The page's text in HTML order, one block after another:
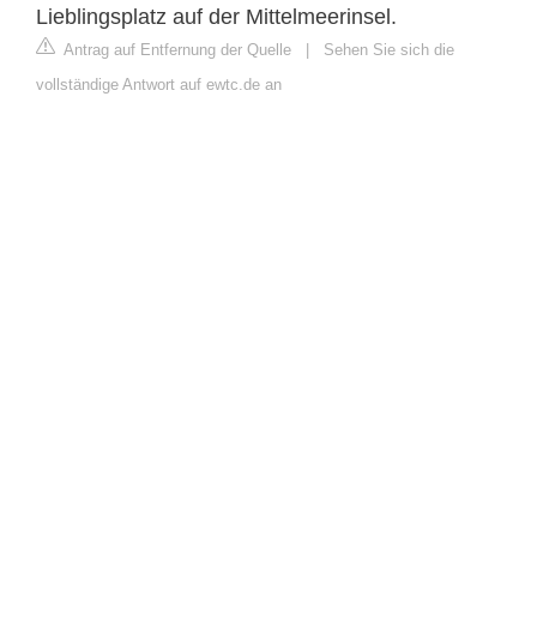
Lieblingsplatz auf der Mittelmeerinsel.
Antrag auf Entfernung der Quelle | Sehen Sie sich die
vollständige Antwort auf ewtc.de an